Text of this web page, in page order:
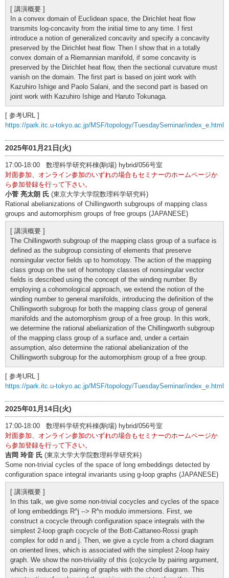
[ 講演概要 ]
In a convex domain of Euclidean space, the Dirichlet heat flow
transmits log-concavity from the initial time to any time. I first
introduce a notion of generalized concavity and specify a concavity
preserved by the Dirichlet heat flow. Then I show that in a totally
convex domain of a Riemannian manifold, if some concavity is
preserved by the Dirichlet heat flow, then the sectional curvature must
vanish on the domain. The first part is based on joint work with
Kazuhiro Ishige and Paolo Salani, and the second part is based on
joint work with Kazuhiro Ishige and Haruto Tokunaga.
[ 参考URL ]
https://park.itc.u-tokyo.ac.jp/MSF/topology/TuesdaySeminar/index_e.html
2025年01月21日(火)
17:00-18:00 数理科学研究科棟(駒場) hybrid/056号室
対面参加、オンライン参加のいずれの場合もセミナーのホームページか
ら参加登録を行って下さい。
小菅 亮太朗 氏 (東京大学大学院数理科学研究科)
Rational abelianizations of Chillingworth subgroups of mapping class
groups and automorphism groups of free groups (JAPANESE)
[ 講演概要 ]
The Chillingworth subgroup of the mapping class group of a surface is
defined as the subgroup consisting of elements that preserve
nonsingular vector fields up to homotopy. The action of the mapping
class group on the set of homotopy classes of nonsingular vector
fields is described using the concept of the winding number. By
employing a cohomological approach, we extend the notion of the
winding number to general manifolds, introducing the definition of the
Chillingworth subgroup for both the mapping class group of general
manifolds and the automorphism group of a free group. In this work,
we determine the rational abelianization of the Chillingworth subgroup
of the mapping class group of a surface and, under a certain
assumption, also determine the rational abelianization of the
Chillingworth subgroup for the automorphism group of a free group.
[ 参考URL ]
https://park.itc.u-tokyo.ac.jp/MSF/topology/TuesdaySeminar/index_e.html
2025年01月14日(火)
17:00-18:00 数理科学研究科棟(駒場) hybrid/056号室
対面参加、オンライン参加のいずれの場合もセミナーのホームページか
ら参加登録を行って下さい。
吉岡 玲音 氏 (東京大学大学院数理科学研究科)
Some non-trivial cycles of the space of long embeddings detected by
configuration space integral invariants using g-loop graphs (JAPANESE)
[ 講演概要 ]
In this talk, we give some non-trivial cocycles and cycles of the space
of long embeddings R^j --> R^n modulo immersions. First, we
construct a cocycle through configuration space integrals with the
simplest 2-loop graph cocycle of the Bott-Cattaneo-Rossi graph
complex for odd n and j. Then, we give a cycle from a chord diagram
on oriented lines, which is associated with the simplest 2-loop hairy
graph. We show the non-triviality of this (co)cycle by pairing argument,
which is reduced to pairing of graphs with the chord diagram. This